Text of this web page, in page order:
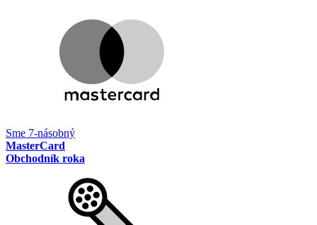
Sme 7-násobný
MasterCard
Obchodník roka